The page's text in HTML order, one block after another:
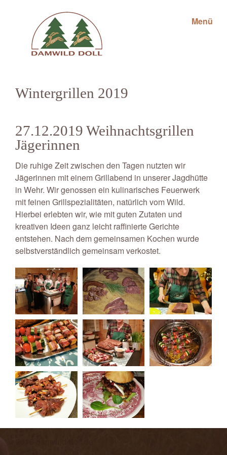
Menü
Wintergrillen 2019
27.12.2019 Weihnachtsgrillen
Jägerinnen
Die ruhige Zeit zwischen den Tagen nutzten wir
Jägerinnen mit einem Grillabend in unserer Jagdhütte
in Wehr. Wir genossen ein kulinarisches Feuerwerk
mit feinen Grillspezialitäten, natürlich vom Wild.
Hierbei erlebten wir, wie mit guten Zutaten und
kreativen Ideen ganz leicht raffinierte Gerichte
entstehen. Nach dem gemeinsamen Kochen wurde
selbstverständlich gemeinsam verkostet.